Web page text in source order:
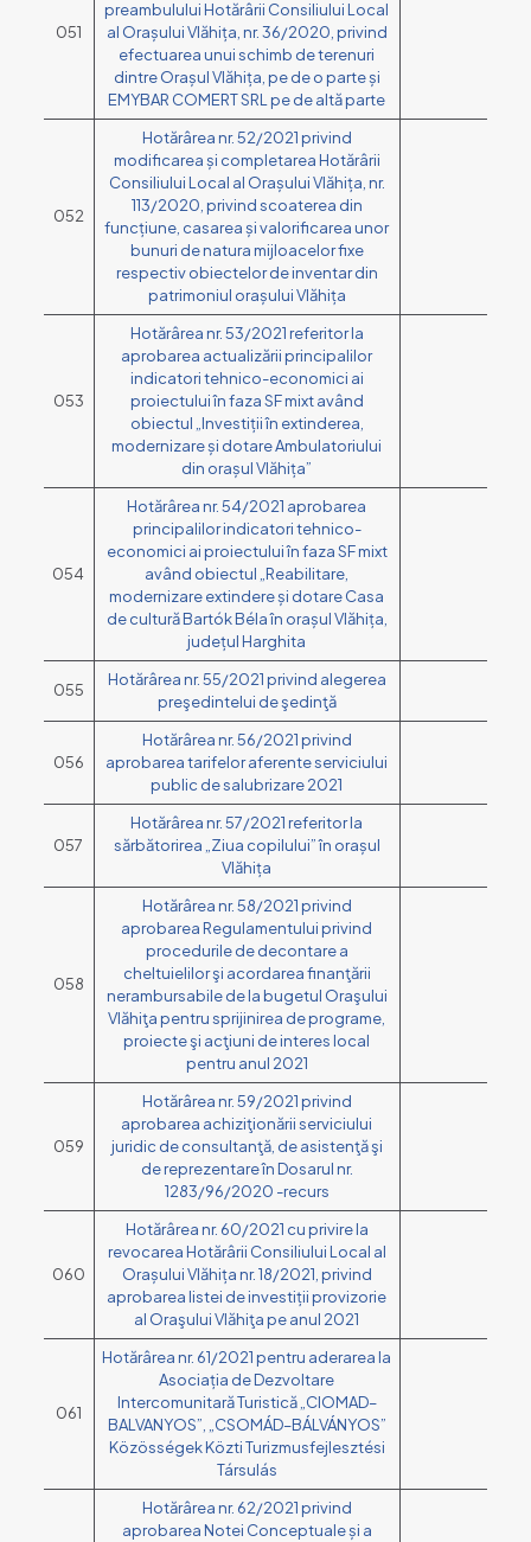
051
preambulului Hotărârii Consiliului Local
al Orașului Vlăhița, nr. 36/2020, privind
efectuarea unui schimb de terenuri
dintre Orașul Vlăhița, pe de o parte și
EMYBAR COMERT SRL pe de altă parte
052
Hotărârea nr. 52/2021 privind
modificarea și completarea Hotărârii
Consiliului Local al Orașului Vlăhița, nr.
113/2020, privind scoaterea din
funcțiune, casarea și valorificarea unor
bunuri de natura mijloacelor fixe
respectiv obiectelor de inventar din
patrimoniul orașului Vlăhița
053
Hotărârea nr. 53/2021 referitor la
aprobarea actualizării principalilor
indicatori tehnico-economici ai
proiectului în faza SF mixt având
obiectul „Investiții în extinderea,
modernizare și dotare Ambulatoriului
din orașul Vlăhița”
054
Hotărârea nr. 54/2021 aprobarea
principalilor indicatori tehnico-
economici ai proiectului în faza SF mixt
având obiectul „Reabilitare,
modernizare extindere și dotare Casa
de cultură Bartók Béla în orașul Vlăhița,
județul Harghita
055
Hotărârea nr. 55/2021 privind alegerea
preşedintelui de şedinţă
056
Hotărârea nr. 56/2021 privind
aprobarea tarifelor aferente serviciului
public de salubrizare 2021
057
Hotărârea nr. 57/2021 referitor la
sărbătorirea „Ziua copilului” în orașul
Vlăhița
058
Hotărârea nr. 58/2021 privind
aprobarea Regulamentului privind
procedurile de decontare a
cheltuielilor şi acordarea finanţării
nerambursabile de la bugetul Oraşului
Vlăhiţa pentru sprijinirea de programe,
proiecte şi acţiuni de interes local
pentru anul 2021
059
Hotărârea nr. 59/2021 privind
aprobarea achiziţionării serviciului
juridic de consultanţă, de asistenţă şi
de reprezentare în Dosarul nr.
1283/96/2020 -recurs
060
Hotărârea nr. 60/2021 cu privire la
revocarea Hotărârii Consiliului Local al
Orașului Vlăhița nr. 18/2021, privind
aprobarea listei de investiții provizorie
al Oraşului Vlăhiţa pe anul 2021
061
Hotărârea nr. 61/2021 pentru aderarea la
Asociația de Dezvoltare
Intercomunitară Turistică „CIOMAD–
BALVANYOS”, „CSOMÁD–BÁLVÁNYOS”
Közösségek Közti Turizmusfejlesztési
Társulás
Hotărârea nr. 62/2021 privind
aprobarea Notei Conceptuale și a